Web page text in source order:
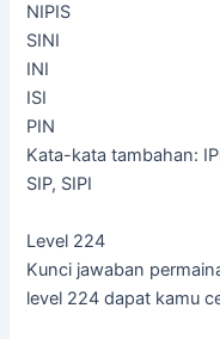
NIPIS
SINI
INI
ISI
PIN
Kata-kata tambahan:
SIP, SIPI
Level 224
Kunci jawaban
level 224 dapat kamu